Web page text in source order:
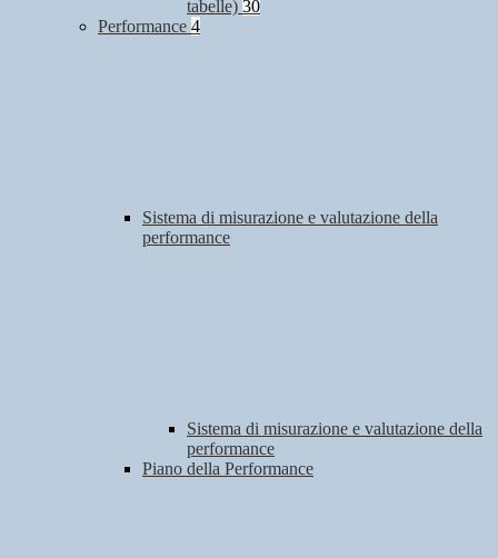
tabelle) 30
Performance 4
Sistema di misurazione e valutazione della
performance
Sistema di misurazione e valutazione della
performance
Piano della Performance